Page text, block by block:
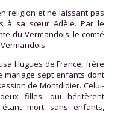
religion et ne laissant pas
à sa sœur Adèle. Par le
du Vermandois, le comté
Hugues de France, frère
mariage sept enfants dont
de Montdidier. Celui-
filles, qui héritèrent
mort sans enfants,